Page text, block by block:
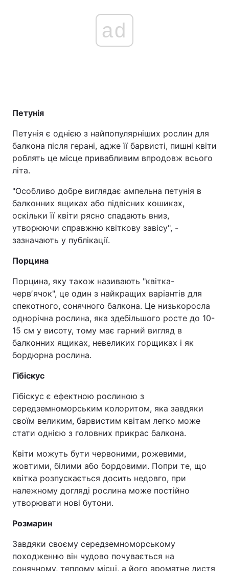
ad
Петунія
Петунія є однією з найпопулярніших рослин для
балкона після герані, адже її барвисті, пишні квіти
роблять це місце привабливим впродовж всього
літа.
"Особливо добре виглядає ампельна петунія в
балконних ящиках або підвісних кошиках,
оскільки її квіти рясно спадають вниз,
утворюючи справжню квіткову завісу", -
зазначають у публікації.
Порцина
Порцина, яку також називають "квітка-
червʼячок", це один з найкращих варіантів для
спекотного, сонячного балкона. Це низькоросла
однорічна рослина, яка здебільшого росте до 10-
15 см у висоту, тому має гарний вигляд в
балконних ящиках, невеликих горщиках і як
бордюрна рослина.
Гібіскус
Гібіскус є ефектною рослиною з
середземноморським колоритом, яка завдяки
своїм великим, барвистим квітам легко може
стати однією з головних прикрас балкона.
Квіти можуть бути червоними, рожевими,
жовтими, білими або бордовими. Попри те, що
квітка розпускається досить недовго, при
належному догляді рослина може постійно
утворювати нові бутони.
Розмарин
Завдяки своєму середземноморському
походженню він чудово почувається на
сонячному, теплому місці, а його ароматне листя